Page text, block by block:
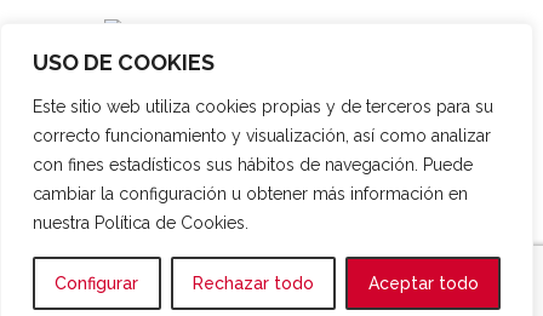
USO DE COOKIES
Este sitio web utiliza cookies propias y de terceros para su
correcto funcionamiento y visualización, así como analizar
con fines estadísticos sus hábitos de navegación. Puede
cambiar la configuración u obtener más información en
nuestra Política de Cookies.
Configurar Rechazar todo Aceptar todo
Español Français English